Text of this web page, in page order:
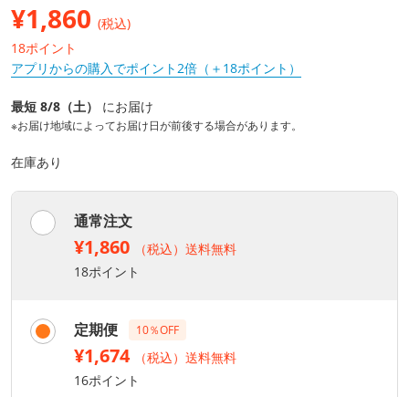
¥1,860 (税込)
18ポイント
アプリからの購入でポイント2倍（＋18ポイント）
最短 8/8（土） にお届け
※お届け地域によってお届け日が前後する場合があります。
在庫あり
通常注文
¥1,860
（税込）送料無料
18ポイント
定期便 10％OFF
¥1,674
（税込）送料無料
16ポイント